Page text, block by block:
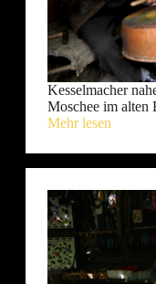
Kesselmacher
Moschee im
Mehr lesen